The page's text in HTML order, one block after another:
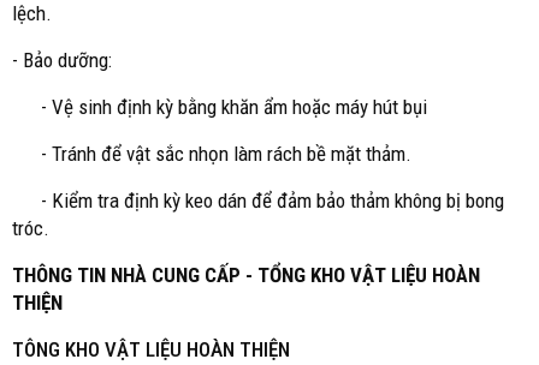
lệch.
- Bảo dưỡng:
- Vệ sinh định kỳ bằng khăn ẩm hoặc máy hút bụi
- Tránh để vật sắc nhọn làm rách bề mặt thảm.
- Kiểm tra định kỳ keo dán để đảm bảo thảm không bị bong
tróc.
THÔNG TIN NHÀ CUNG CẤP - TỔNG KHO VẬT LIỆU HOÀN
THIỆN
TÔNG KHO VẬT LIỆU HOÀN THIỆN